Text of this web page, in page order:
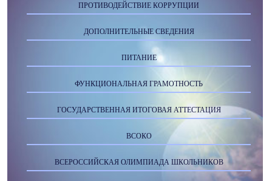
ПРОТИВОДЕЙСТВИЕ КОРРУПЦИИ
ДОПОЛНИТЕЛЬНЫЕ СВЕДЕНИЯ
ПИТАНИЕ
ФУНКЦИОНАЛЬНАЯ ГРАМОТНОСТЬ
ГОСУДАРСТВЕННАЯ ИТОГОВАЯ АТТЕСТАЦИЯ
ВСОКО
ВСЕРОССИЙСКАЯ ОЛИМПИАДА ШКОЛЬНИКОВ